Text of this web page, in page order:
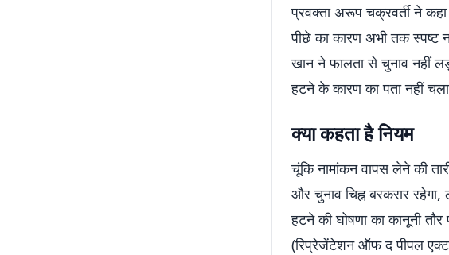
प्रवक्ता अरूप चक्रवर्ती ने
पीछे का कारण अभी तक स्पष्ट
खान ने फालता से चुनाव नहीं
हटने के कारण का पता नहीं
क्या कहता है नियम
चूंकि नामांकन वापस लेने की
और चुनाव चिह्न बरकरार
हटने की घोषणा का कानूनी
(रिप्रेजेंटेशन ऑफ द पीपल